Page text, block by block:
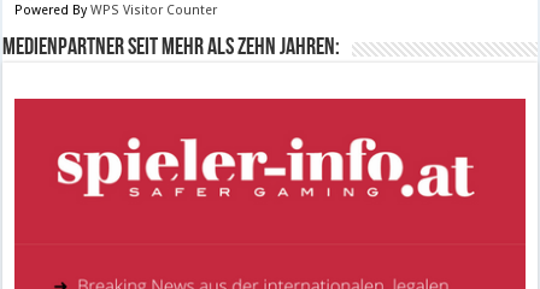
Powered ByWPS Visitor Counter
Medienpartner seit mehr als zehn Jahren: